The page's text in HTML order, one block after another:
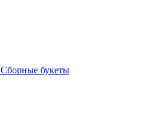
Сборные букеты